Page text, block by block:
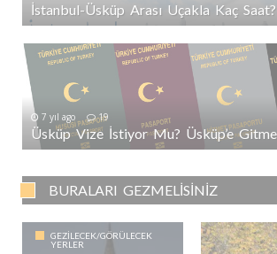
İstanbul-Üsküp Arası Uçakla Kaç Saat?
7 yıl ago 19
BURALARI GEZMELISINIZ
GEZILECEK/GÖRÜLECEK
YERLER